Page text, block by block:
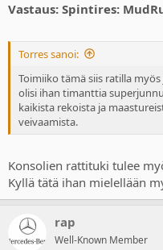
Vastaus: Spintires:
Torres sanoi:
Toimiiko tämä siis ratilla
olisi ihan timanttia
kaikista rekoista ja
veivaamista.
Konsolien rattituki tulee
Kyllä tätä ihan mielellään
rap
Well-Known Member